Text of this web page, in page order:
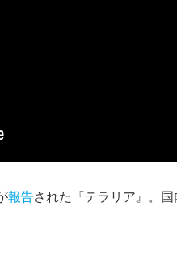
報告された『テラリア』。